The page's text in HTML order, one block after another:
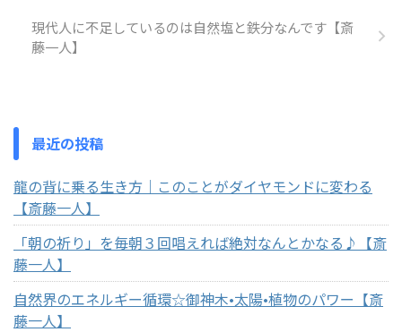
現代人に不足しているのは自然塩と鉄分なんです【斎
藤一人】
最近の投稿
龍の背に乗る生き方｜このことがダイヤモンドに変わる
【斎藤一人】
「朝の祈り」を毎朝３回唱えれば絶対なんとかなる♪【斎
藤一人】
自然界のエネルギー循環☆御神木•太陽•植物のパワー【斎
藤一人】